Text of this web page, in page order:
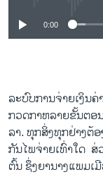
0:00
ລະ​ບົບ​ການ​ຈ່າຍ​ເງິນ​
ກວດ​ກາ​ຫລາຍ​ຂັ້ນ​ຕອ
ລາ. ​ທຸກ​ສິ່ງ​ທຸກ​ຢ່າງຕ້
ກັນ​ໄພ​ຈ່າຍ​ເທົ່າ​ໃດ
ຕົ້ນ ຊຶ່ງ​ຍາ​ນາງ​ແພມ​ເ